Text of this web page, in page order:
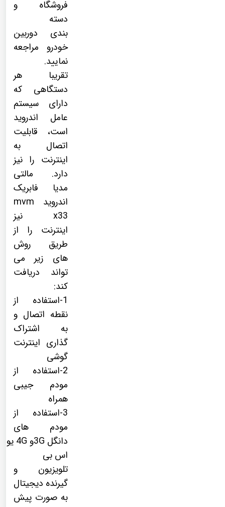
فروشگاه و
دسته
بندی دوربین
خودرو مراجعه
نمایید.
تقریبا هر
دستگاهی که
دارای سیستم
عامل اندروید
است، قابلیت
اتصال به
اینترنت را نیز
دارد. مالتی
مدیا فابریک
اندروید mvm
x33 نیز
اینترنت را از
طریق روش
های زیر می
تواند دریافت
کند:
1-استفاده از
نقطه اتصال و
به اشتراک
گذاری اینترنت
گوشی
2-استفاده از
مودم جیبی
همراه
3-استفاده از
مودم های
دانگل 3Gو 4G یو
اس بی
تلویزیون و
گیرنده دیجیتال
به صورت پیش